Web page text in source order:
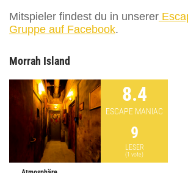
Mitspieler findest du in unserer
Gruppe auf Facebook.
Morrah Island
8.4
ESCAPE MANIAC
9
LESER
(1 vote)